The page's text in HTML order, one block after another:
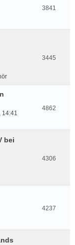
3841
3445
14:41
4862
bei
4306
4237